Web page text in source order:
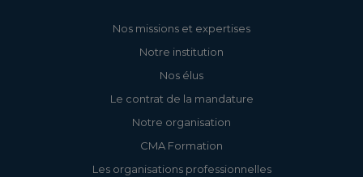
Nos missions et expertises
Notre institution
Nos élus
Le contrat de la mandature
Notre organisation
CMA Formation
Les organisations professionnelles